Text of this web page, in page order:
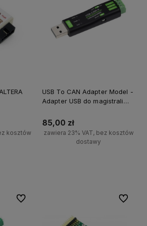
kosztów
USB To CAN Adapter Model -
Adapter USB do magistrali
85,00 zł
zawiera 23% VAT, bez kosztów
dostawy
Do ulubionych Do